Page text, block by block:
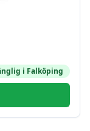
i Falköping